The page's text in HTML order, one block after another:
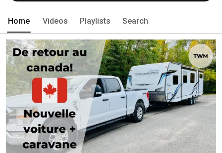
Home Videos Playlists Search